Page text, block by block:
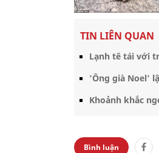
TIN LIÊN QUAN
Lạnh tê tái với
'Ông già Noel'
Khoảnh khắc
Bình luận